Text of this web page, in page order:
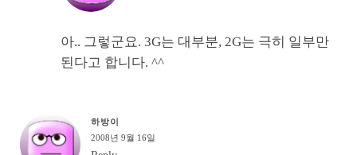
아.. 그렇군요. 3G는 대부분, 2G는 극히 일부만
된다고 합니다. ^^
하방이
2008년 9월 16일